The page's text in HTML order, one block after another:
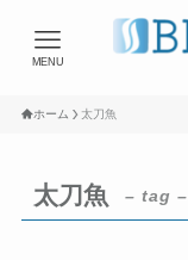
MENU
ホーム 太刀魚
太刀魚 – tag –